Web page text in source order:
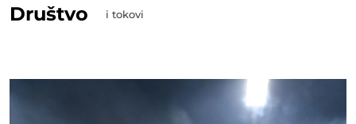
Društvo i tokovi